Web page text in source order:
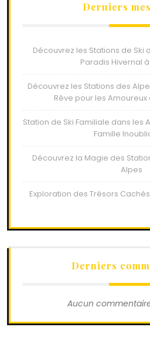
Derniers
Découvrez les Stations de Ski
Paradis Hivernal
Découvrez les Stations des
Rêve pour les
Station de Ski Familiale dans les
Famille
Découvrez la Magie des
Alpes
Exploration des Trésors
Derniers
Aucun